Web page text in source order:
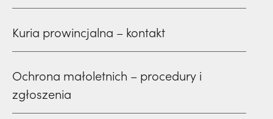
Kuria prowincjalna – kontakt
Ochrona małoletnich – procedury i
zgłoszenia